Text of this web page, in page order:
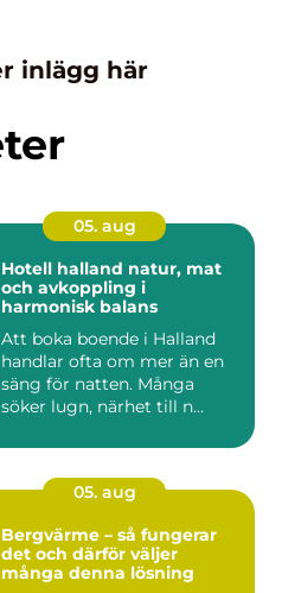
inlägg här
05. aug
Hotell halland natur, mat
och avkoppling i
harmonisk balans
Att boka boende i Halland
handlar ofta om mer än en
säng för natten. Många
söker lugn, närhet till n...
05. aug
Bergvärme – så fungerar
det och därför väljer
många denna lösning